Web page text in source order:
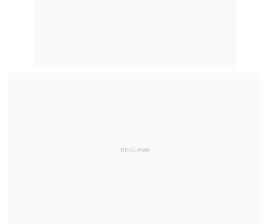
REKLAMA